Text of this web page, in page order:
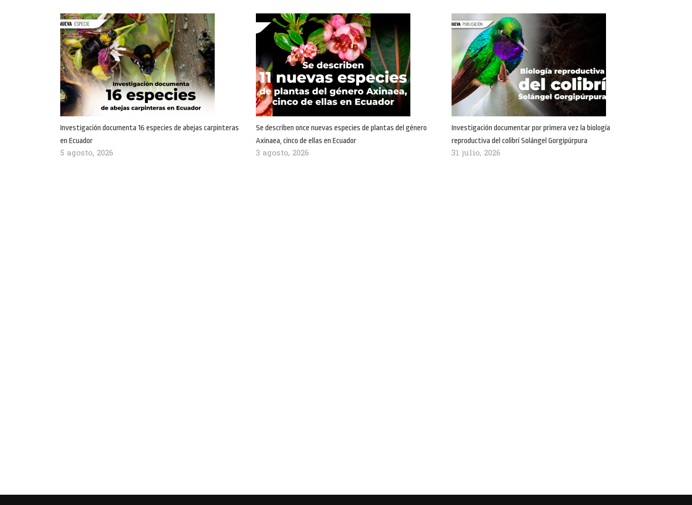
Investigación documenta 16 especies de abejas carpinteras
en Ecuador
5 agosto, 2026
Se describen once nuevas especies de plantas del género
Axinaea, cinco de ellas en Ecuador
3 agosto, 2026
Investigación documentar por primera vez la biología
reproductiva del colibrí Solángel Gorgipúrpura
31 julio, 2026